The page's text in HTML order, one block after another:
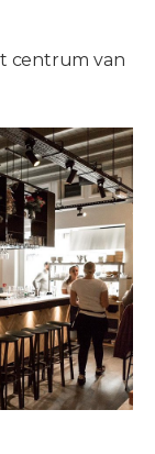
centrum van